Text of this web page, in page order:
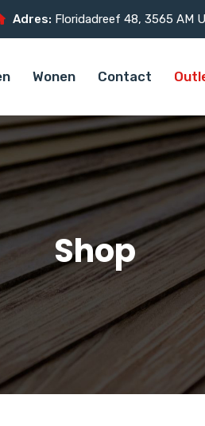
Adres: Floridadreef 48, 3565 AM
Wonen Contact
Shop